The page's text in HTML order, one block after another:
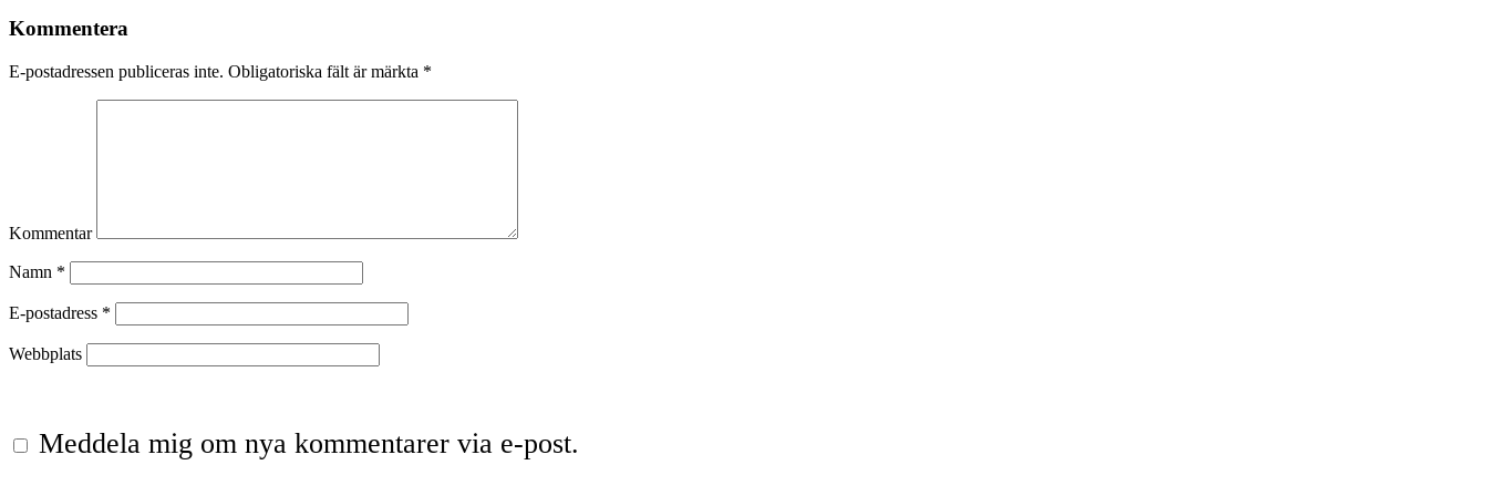
Kommentera
E-postadressen publiceras inte. Obligatoriska fält är märkta *
Kommentar
Namn *
E-postadress *
Webbplats
Meddela mig om nya kommentarer via e-post.